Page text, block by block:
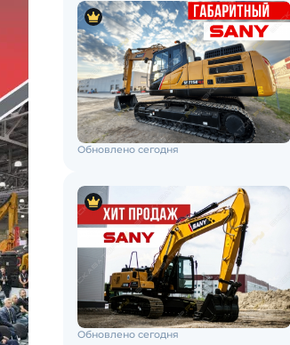
Обновлено сегодня
Обновлено сегодня